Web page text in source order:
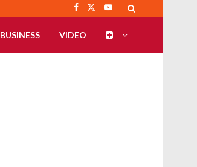
BUSINESS VIDEO